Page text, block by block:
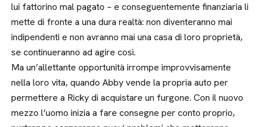
lui fattorino mal pagato – e conseguentemente finanziaria li
mette di fronte a una dura realtà: non diventeranno mai
indipendenti e non avranno mai una casa di loro proprietà,
se continueranno ad agire così.
Ma un’allettante opportunità irrompe improvvisamente
nella loro vita, quando Abby vende la propria auto per
permettere a Ricky di acquistare un furgone. Con il nuovo
mezzo l’uomo inizia a fare consegne per conto proprio,